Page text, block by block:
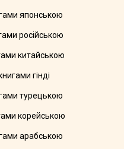
японською
російською
китайською
гінді
турецькою
корейською
арабською